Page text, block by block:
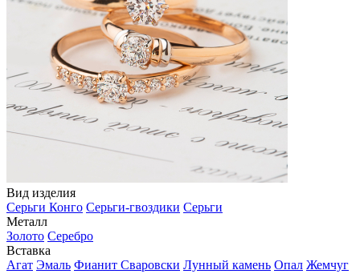
Вид изделия
Серьги Конго Серьги-гвоздики Серьги
Металл
Золото Серебро
Вставка
Агат Эмаль Фианит Сваровски Лунный камень Опал Жемчуг